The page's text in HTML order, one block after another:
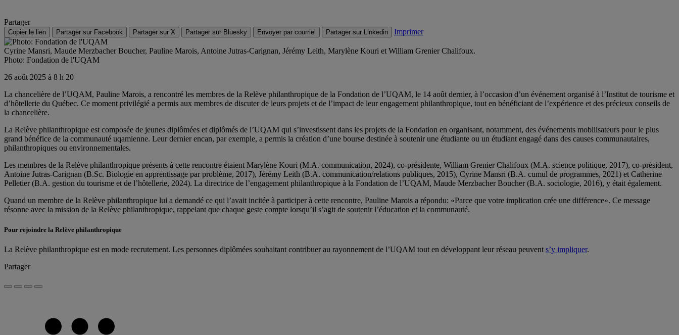
Partager
Copier le lien Partager sur Facebook Partager sur X Partager sur Bluesky Envoyer par courriel Partager sur Linkedin Imprimer
Cyrine Mansri, Maude Merzbacher Boucher, Pauline Marois, Antoine Jutras-Carignan, Jérémy Leith, Marylène Kouri et William Grenier Chalifoux.
Photo: Fondation de l'UQAM
26 août 2025 à 8 h 20
La chancelière de l’UQAM, Pauline Marois, a rencontré les membres de la Relève philanthropique de la Fondation de l’UQAM, le 14 août dernier, à l’occasion d’un événement organisé à l’Institut de tourisme et
d’hôtellerie du Québec. Ce moment privilégié a permis aux membres de discuter de leurs projets et de l’impact de leur engagement philanthropique, tout en bénéficiant de l’expérience et des précieux conseils de
la chancelière.
La Relève philanthropique est composée de jeunes diplômées et diplômés de l’UQAM qui s’investissent dans les projets de la Fondation en organisant, notamment, des événements mobilisateurs pour le plus
grand bénéfice de la communauté uqamienne. Leur dernier encan, par exemple, a permis la création d’une bourse destinée à soutenir une étudiante ou un étudiant engagé dans des causes communautaires,
philanthropiques ou environnementales.
Les membres de la Relève philanthropique présents à cette rencontre étaient Marylène Kouri (M.A. communication, 2024), co-présidente, William Grenier Chalifoux (M.A. science politique, 2017), co-président,
Antoine Jutras-Carignan (B.Sc. Biologie en apprentissage par problème, 2017), Jérémy Leith (B.A. communication/relations publiques, 2015), Cyrine Mansri (B.A. cumul de programmes, 2021) et Catherine
Pelletier (B.A. gestion du tourisme et de l’hôtellerie, 2024). La directrice de l’engagement philanthropique à la Fondation de l’UQAM, Maude Merzbacher Boucher (B.A. sociologie, 2016), y était également.
Quand un membre de la Relève philanthropique lui a demandé ce qui l’avait incitée à participer à cette rencontre, Pauline Marois a répondu: «Parce que votre implication crée une différence». Ce message
résonne avec la mission de la Relève philanthropique, rappelant que chaque geste compte lorsqu’il s’agit de soutenir l’éducation et la communauté.
Pour rejoindre la Relève philanthropique
La Relève philanthropique est en mode recrutement. Les personnes diplômées souhaitant contribuer au rayonnement de l’UQAM tout en développant leur réseau peuvent s’y impliquer.
Partager